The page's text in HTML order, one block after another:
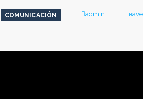
COMUNICACIÓN Author
admin